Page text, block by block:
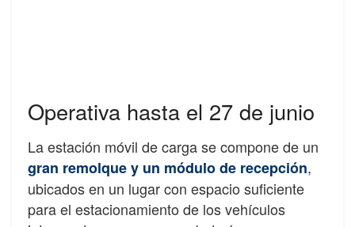
Operativa hasta el 27 de junio
La estación móvil de carga se compone de un
gran remolque y un módulo de recepción,
ubicados en un lugar con espacio suficiente
para el estacionamiento de los vehículos